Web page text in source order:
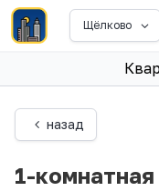
Щёлково
назад
1-